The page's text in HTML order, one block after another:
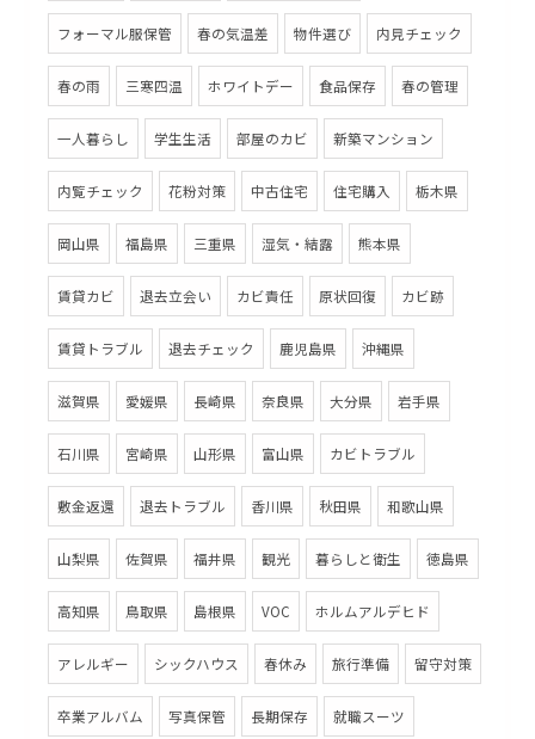
フォーマル服保管 春の気温差 物件選び 内見チェック
春の雨 三寒四温 ホワイトデー 食品保存 春の管理
一人暮らし 学生生活 部屋のカビ 新築マンション
内覧チェック 花粉対策 中古住宅 住宅購入 栃木県
岡山県 福島県 三重県 湿気・結露 熊本県
賃貸カビ 退去立会い カビ責任 原状回復 カビ跡
賃貸トラブル 退去チェック 鹿児島県 沖縄県
滋賀県 愛媛県 長崎県 奈良県 大分県 岩手県
石川県 宮崎県 山形県 富山県 カビトラブル
敷金返還 退去トラブル 香川県 秋田県 和歌山県
山梨県 佐賀県 福井県 観光 暮らしと衛生 徳島県
高知県 鳥取県 島根県 VOC ホルムアルデヒド
アレルギー シックハウス 春休み 旅行準備 留守対策
卒業アルバム 写真保管 長期保存 就職スーツ